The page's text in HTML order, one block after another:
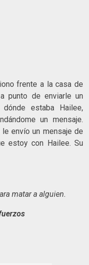
frente a la casa de
punto de enviarle un
estaba Hailee,
un mensaje.
envío un mensaje de
estoy con Hailee. Su
matar a alguien.